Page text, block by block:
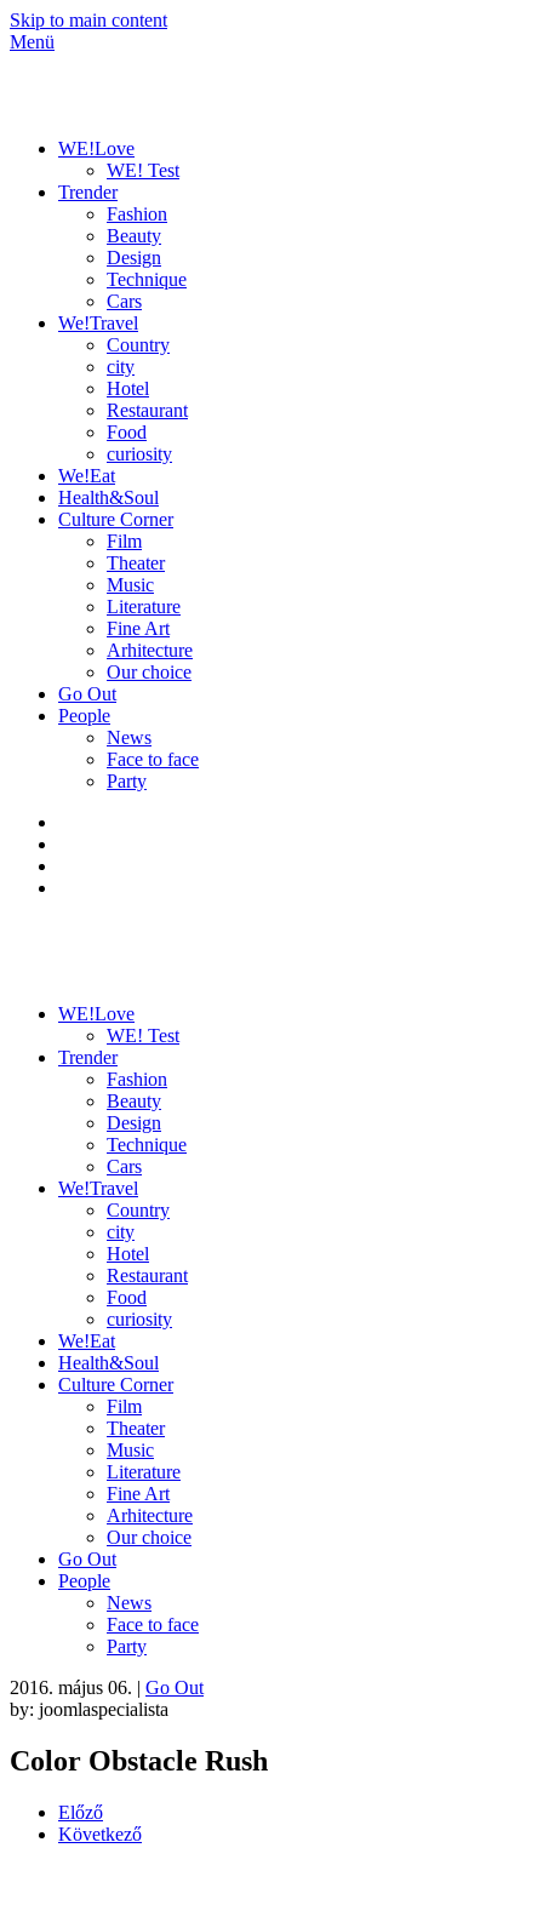
Skip to main content
Menü
WE!Love
WE! Test
Trender
Fashion
Beauty
Design
Technique
Cars
We!Travel
Country
city
Hotel
Restaurant
Food
curiosity
We!Eat
Health&Soul
Culture Corner
Film
Theater
Music
Literature
Fine Art
Arhitecture
Our choice
Go Out
People
News
Face to face
Party
WE!Love
WE! Test
Trender
Fashion
Beauty
Design
Technique
Cars
We!Travel
Country
city
Hotel
Restaurant
Food
curiosity
We!Eat
Health&Soul
Culture Corner
Film
Theater
Music
Literature
Fine Art
Arhitecture
Our choice
Go Out
People
News
Face to face
Party
2016. május 06. | Go Out
by: joomlaspecialista
Color Obstacle Rush
Előző
Következő